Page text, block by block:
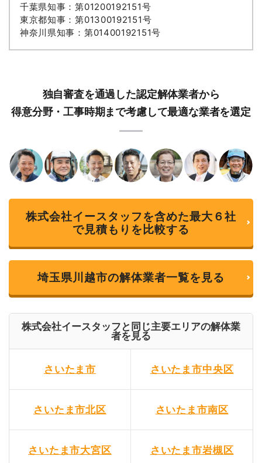
千葉県知事：第01200192151号
東京都知事：第01300192151号
神奈川県知事：第01400192151号
独自審査を通過した認定解体業者から
得意分野・工事時期まで考慮して最適な業者を選定
株式会社イースタッフを含めた最大６社
で見積もりを比較する
埼玉県川越市の解体業者一覧を見る
株式会社イースタッフと同じ主要エリアの解体業
者を見る
さいたま市 さいたま市中央区
さいたま市北区 さいたま市南区
さいたま市大宮区 さいたま市岩槻区